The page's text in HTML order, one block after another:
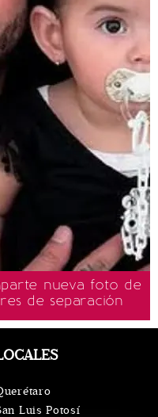
nueva foto de
de separación
Luis Potosí